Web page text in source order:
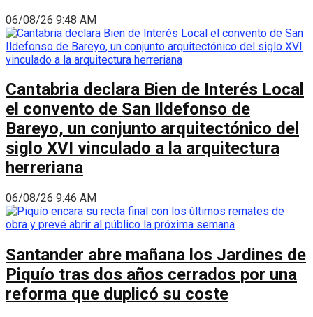
06/08/26 9:48 AM
Cantabria declara Bien de Interés Local
el convento de San Ildefonso de
Bareyo, un conjunto arquitectónico del
siglo XVI vinculado a la arquitectura
herreriana
06/08/26 9:46 AM
Santander abre mañana los Jardines de
Piquío tras dos años cerrados por una
reforma que duplicó su coste